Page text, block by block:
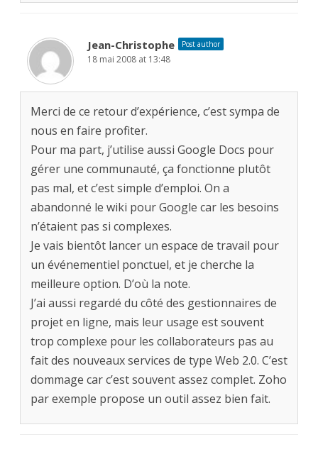
Jean-Christophe Post author
18 mai 2008 at 13:48
Merci de ce retour d’expérience, c’est sympa de
nous en faire profiter.
Pour ma part, j’utilise aussi Google Docs pour
gérer une communauté, ça fonctionne plutôt
pas mal, et c’est simple d’emploi. On a
abandonné le wiki pour Google car les besoins
n’étaient pas si complexes.
Je vais bientôt lancer un espace de travail pour
un événementiel ponctuel, et je cherche la
meilleure option. D’où la note.
J’ai aussi regardé du côté des gestionnaires de
projet en ligne, mais leur usage est souvent
trop complexe pour les collaborateurs pas au
fait des nouveaux services de type Web 2.0. C’est
dommage car c’est souvent assez complet. Zoho
par exemple propose un outil assez bien fait.